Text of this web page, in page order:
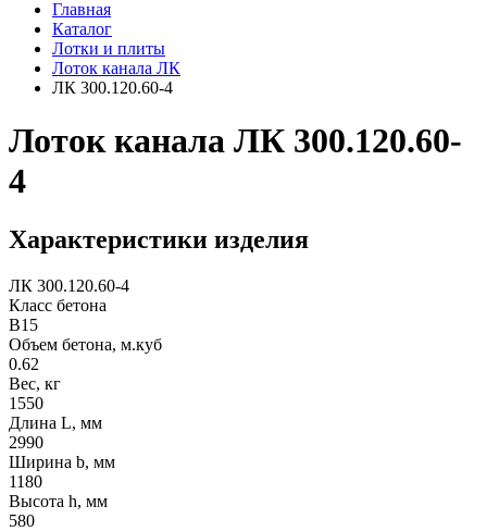
Главная
Каталог
Лотки и плиты
Лоток канала ЛК
ЛК 300.120.60-4
Лоток канала ЛК 300.120.60-
4
Характеристики изделия
ЛК 300.120.60-4
Класс бетона
В15
Объем бетона, м.куб
0.62
Вес, кг
1550
Длина L, мм
2990
Ширина b, мм
1180
Высота h, мм
580